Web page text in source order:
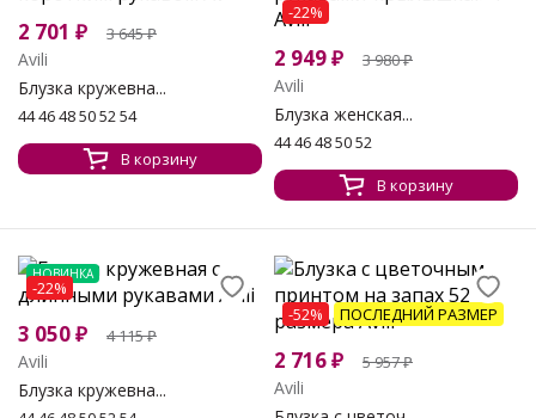
2 701 ₽ 3 645₽
Avili
Блузка кружевна...
44 46 48 50 52 54
В корзину
-22%
2 949₽ 3 980₽
Avili
Блузка женская...
44 46 48 50 52
В корзину
НОВИНКА
-22%
3 050₽ 4 115₽
Avili
Блузка кружевна...
-52% ПОСЛЕДНИЙ РАЗМЕР
2 716₽ 5 957₽
Avili